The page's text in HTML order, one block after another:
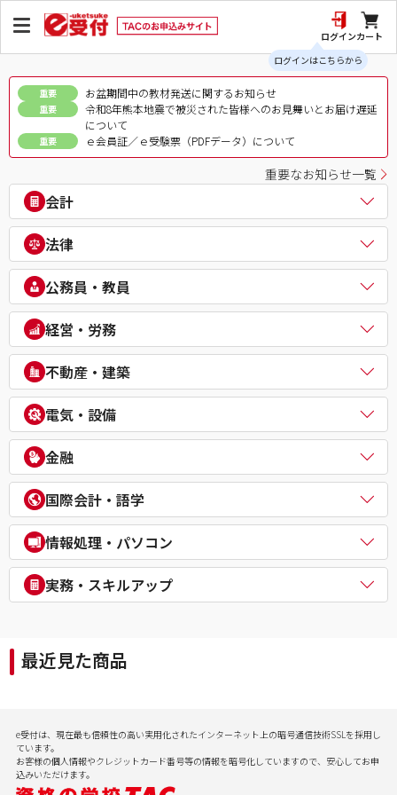
ログイン
ログインはこちらから
カート
重要 お盆期間中の教材発送に関するお知らせ
重要
令和8年熊本地震で被災された皆様へのお見舞いとお届け遅延
について
重要 ｅ会員証／ｅ受験票（PDFデータ）について
重要なお知らせ一覧
会計
公認会計士
税理士
簿記検定（日商・全経上級）
ビジネス会計検定®
建設業経理士検定
IPO実務検定
財務報告実務検定
経理・財務スキル検定（FASS）
簿記チャンピオン大会
法律
司法書士
行政書士
弁理士
通関士
ビジネス実務法務検定試験®
知的財産管理技能検定®
公務員・教員
公務員（地方上級・市役所・国家一般職）
理系公務員（技術職）
公務員（心理系）
警察官・消防官
公務員（国家総合職）
公務員（外交官 (外務省専門職)）
公務員（経験者採用・氷河期採用）
教員採用試験
教員資格認定試験
経営・労務
社会保険労務士
衛生管理者
中小企業診断士
ビジネスマネジャー検定試験®
統計検定®/ビジネス数学検定・数学検定・算数検定
企業経営アドバイザー
ＤＸ経営アドバイザー
経営承継アドバイザー
事業再生士補
不動産・建築
不動産鑑定士
宅地建物取引士
建築士
１級建築施工管理技士
マンション管理士／管理業務主任者
賃貸不動産経営管理士
１級土木施工管理技士
電気・設備
電気主任技術者（電験二種／三種）
電気工事士
危険物取扱者
消防設備士
１級電気工事施工管理技士
第三種冷凍機械責任者
二級ボイラー技士
金融
FP（ファイナンシャルプランナー）
証券アナリスト
CFA®
証券外務員
プライベートバンカー(PB)
DCプランナー
貸金業務取扱主任者
国際会計・語学
米国公認会計士（USCPA）
米国税理士（EA）
米国公認管理会計士（USCMA）
公認内部監査人（CIA）
TOEIC® L&R TEST対策講座
情報処理・パソコン
情報処理
パソコンスクール（パソコンビジネススキル・MOS・VBA・Jav
実務・スキルアップ
病院経営実務
社会保険労務士実務
記憶力（アクティブ・ブレイン）
会計実務
最近見た商品
e受付は、現在最も信頼性の高い実用化されたインターネット上の暗号通信技術SSLを採用し
ています。
お客様の個人情報やクレジットカード番号等の情報を暗号化していますので、安心してお申
込みいただけます。